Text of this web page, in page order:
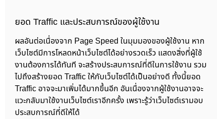
ยอด Traffic และประสบการณ์ของผู้ใช้งาน
ผลอันต่อเนื่องจาก Page Speed ในมุมมองของผู้ใช้งาน หาก
เว็บไซต์มีการโหลดหน้าเว็บไซต์ได้อย่างรวดเร็ว แสดงสิ่งที่ผู้ใช้
งานต้องการได้ทันที จะสร้างประสบการณ์ที่ดีในการใช้งาน รวม
ไปถึงสร้างยอด Traffic ให้กับเว็บไซต์ได้เป็นอย่างดี ทั้งนี้ยอด
Traffic อาจจะมาเพิ่มได้มากขึ้นอีก อันเนื่องจากผู้ใช้งานอาจจะ
แวะกลับมาใช้งานเว็บไซต์เราอีกครั้ง เพราะรู้ว่าเว็บไซต์เรามอบ
ประสบการณ์ที่ดีให้ได้